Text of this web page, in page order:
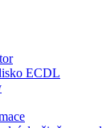
ECDL